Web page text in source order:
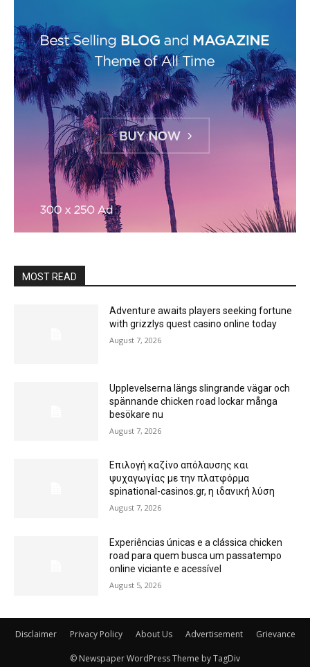
MOST READ
Adventure awaits players seeking fortune
with grizzlys quest casino online today
August 7, 2026
Upplevelserna längs slingrande vägar och
spännande chicken road lockar många
besökare nu
August 7, 2026
Επιλογή καζίνο απόλαυσης και
ψυχαγωγίας με την πλατφόρμα
spinational-casinos.gr, η ιδανική λύση
August 7, 2026
Experiências únicas e a clássica chicken
road para quem busca um passatempo
online viciante e acessível
August 5, 2026
Disclaimer Privacy Policy About Us Advertisement Grievance
© Newspaper WordPress Theme by TagDiv